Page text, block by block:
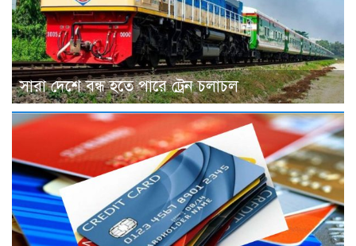
সারা দেশে বন্ধ হতে পারে ট্রেন চলাচল